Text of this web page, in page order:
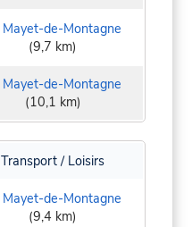
Mayet-de-Montagne
(9,7 km)
Mayet-de-Montagne
(10,1 km)
Transport / Loisirs
Mayet-de-Montagne
(9,4 km)